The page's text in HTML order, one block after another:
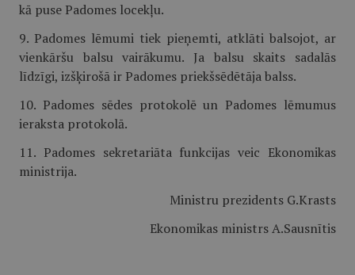
kā puse Padomes locekļu.
9. Padomes lēmumi tiek pieņemti, atklāti balsojot, ar
vienkāršu balsu vairākumu. Ja balsu skaits sadalās
līdzīgi, izšķirošā ir Padomes priekšsēdētāja balss.
10. Padomes sēdes protokolē un Padomes lēmumus
ieraksta protokolā.
11. Padomes sekretariāta funkcijas veic Ekonomikas
ministrija.
Ministru prezidents G.Krasts
Ekonomikas ministrs A.Sausnītis